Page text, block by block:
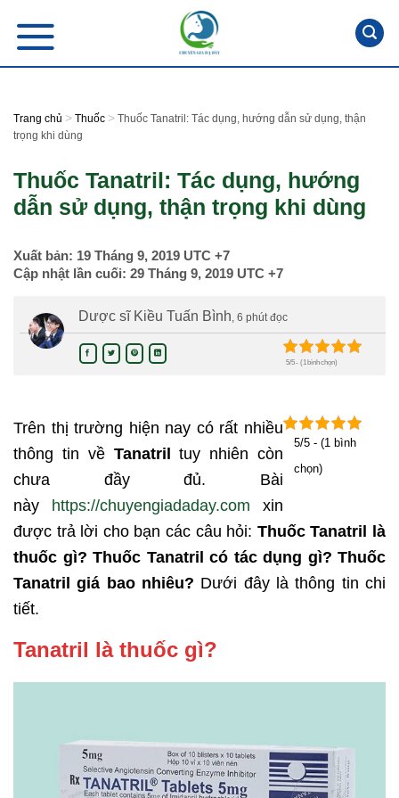
content
Trang chủ > Thuốc > Thuốc Tanatril: Tác dụng, hướng dẫn sử dụng, thận
trọng khi dùng
Thuốc Tanatril: Tác dụng, hướng
dẫn sử dụng, thận trọng khi dùng
Xuất bản: 19 Tháng 9, 2019 UTC +7
Cập nhật lần cuối: 29 Tháng 9, 2019 UTC +7
Dược sĩ Kiều Tuấn Bình, 6 phút đọc
5/5 - (1 bình chọn)
5/5 - (1 bình
chọn)
Trên thị trường hiện nay có rất nhiều
thông tin về Tanatril
tuy nhiên còn
chưa đầy đủ. Bài
này https://chuyengiadaday.com xin
được trả lời cho bạn các câu hỏi: Thuốc Tanatril là
thuốc gì? Thuốc Tanatril có tác dụng gì? Thuốc
Tanatril giá bao nhiêu? Dưới đây là thông tin chi
tiết.
Tanatril là thuốc gì?